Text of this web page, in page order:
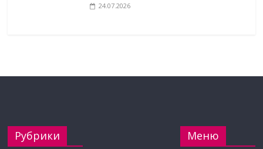
24.07.2026
Рубрики Меню